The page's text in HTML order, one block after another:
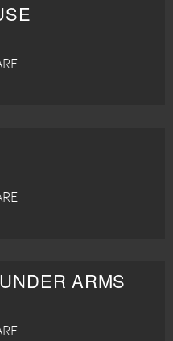
ARMS